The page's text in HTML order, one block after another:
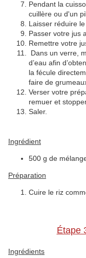
Pendant la
cuillère ou d'un
Laisser réduire
Passer votre jus
Remettre votre
Dans un verre,
d’eau afin
la fécule
faire de
Verser votre
remuer et
Saler.
Ingrédient
500 g de
Préparation
Cuire le riz
Étape
Ingrédients